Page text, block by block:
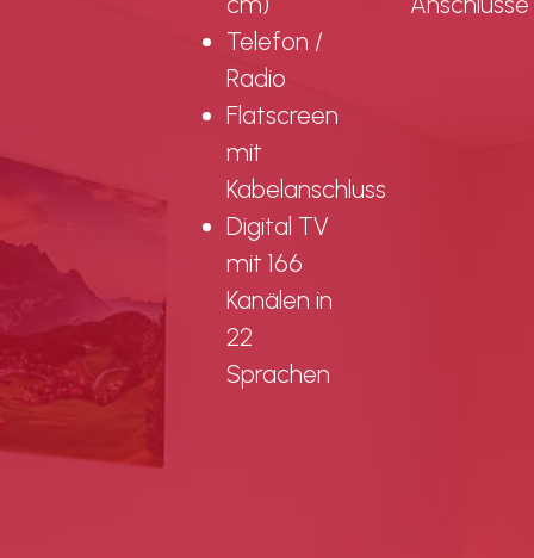
Telefon /
Radio
Flatscreen
mit
Kabelanschluss
Digital TV
mit 166
Kanälen in
22
Sprachen